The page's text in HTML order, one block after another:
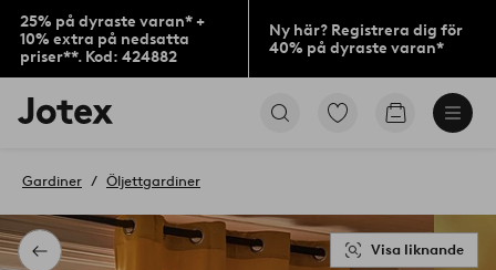
25% på dyraste varan* +
10% extra på nedsatta
priser**. Kod: 424882
Ny här? Registrera dig för
40% på dyraste varan*
Jotex
logotyp
till
Gå
Gå
Tillbaka
Gardiner Öljettgardiner
Visa liknande